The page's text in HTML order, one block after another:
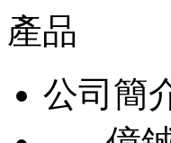
產品
公司簡